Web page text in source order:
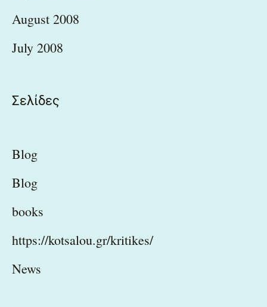
August 2008
July 2008
Σελίδες
Blog
Blog
books
https://kotsalou.gr/kritikes/
News